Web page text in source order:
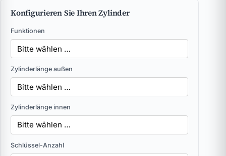
Konfigurieren Sie Ihren Zylinder
Funktionen
Zylinderlänge außen
Zylinderlänge innen
Schlüssel-Anzahl